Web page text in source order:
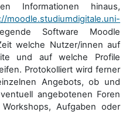
Informationen hinaus,
moodle.studiumdigitale.uni-
Software Moodle
welche Nutzer/innen auf
und auf welche Profile
Protokolliert wird ferner
Angebots, ob und
angebotenen Foren
Aufgaben oder